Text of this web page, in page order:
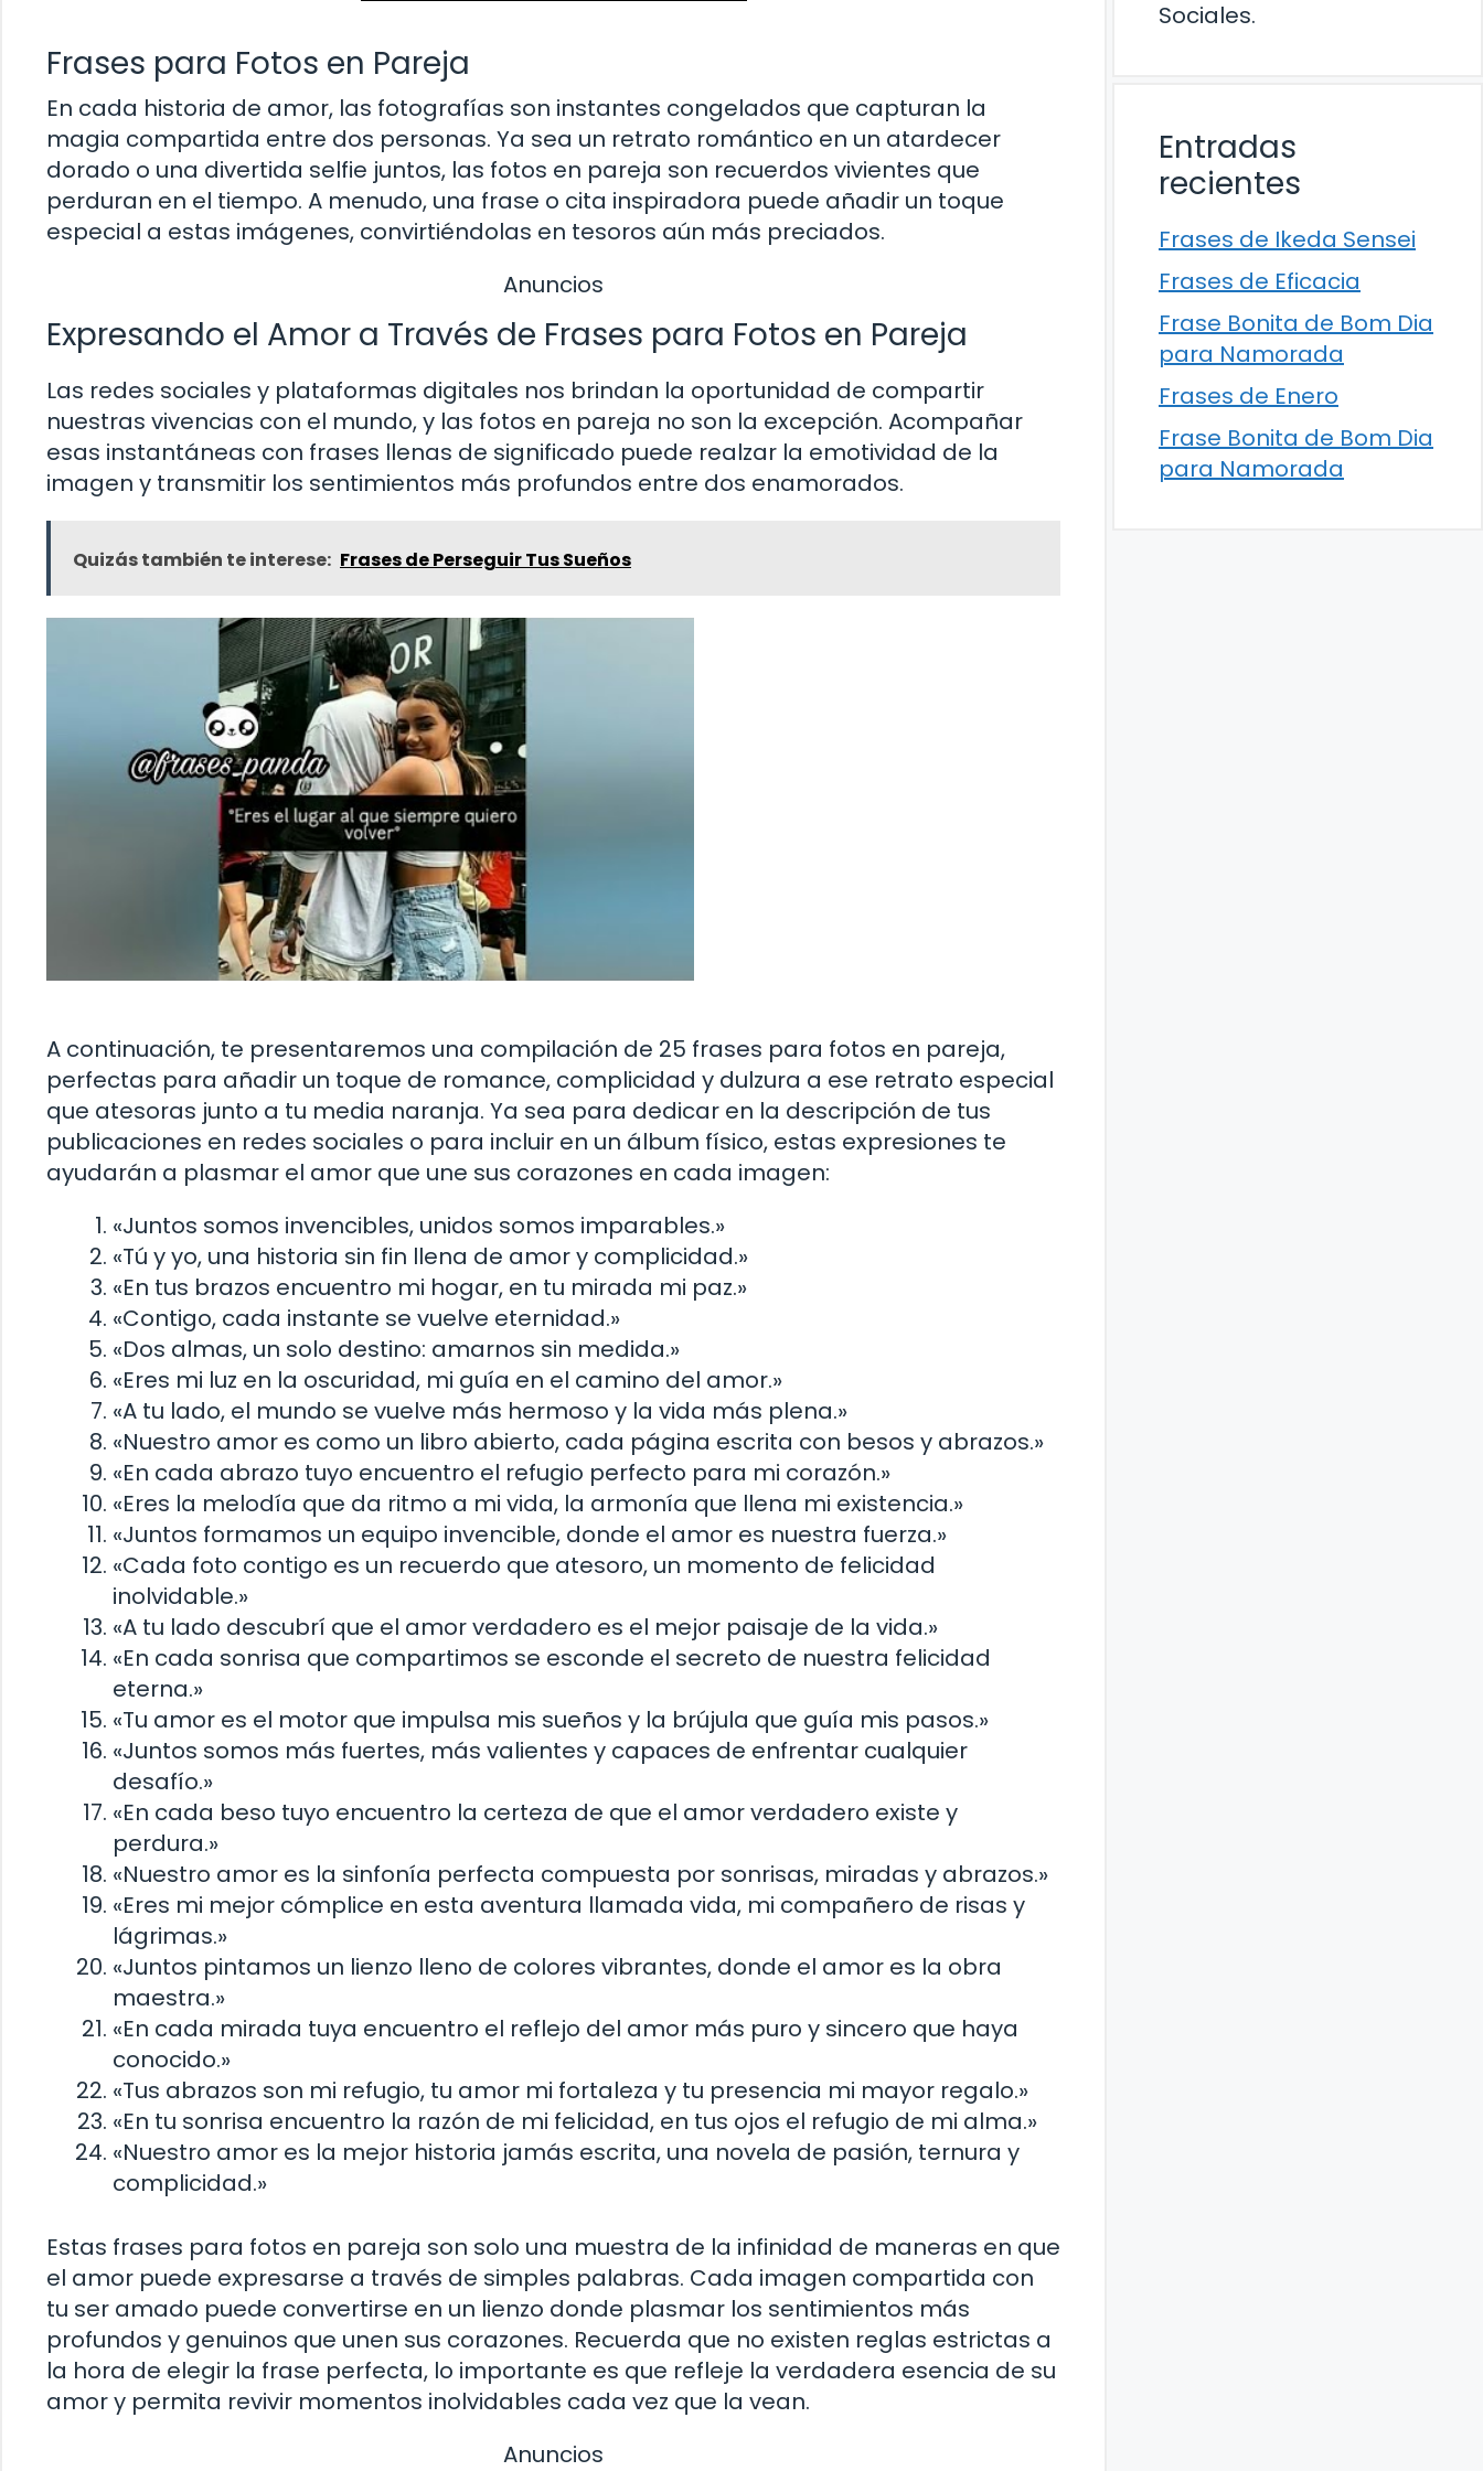
Frases para Fotos en Pareja
En cada historia de amor, las fotografías son instantes congelados que capturan la
magia compartida entre dos personas. Ya sea un retrato romántico en un atardecer
dorado o una divertida selfie juntos, las fotos en pareja son recuerdos vivientes que
perduran en el tiempo. A menudo, una frase o cita inspiradora puede añadir un toque
especial a estas imágenes, convirtiéndolas en tesoros aún más preciados.
Anuncios
Expresando el Amor a Través de Frases para Fotos en Pareja
Las redes sociales y plataformas digitales nos brindan la oportunidad de compartir
nuestras vivencias con el mundo, y las fotos en pareja no son la excepción. Acompañar
esas instantáneas con frases llenas de significado puede realzar la emotividad de la
imagen y transmitir los sentimientos más profundos entre dos enamorados.
Quizás también te interese: Frases de Perseguir Tus Sueños
A continuación, te presentaremos una compilación de 25 frases para fotos en pareja,
perfectas para añadir un toque de romance, complicidad y dulzura a ese retrato especial
que atesoras junto a tu media naranja. Ya sea para dedicar en la descripción de tus
publicaciones en redes sociales o para incluir en un álbum físico, estas expresiones te
ayudarán a plasmar el amor que une sus corazones en cada imagen:
«Juntos somos invencibles, unidos somos imparables.»
«Tú y yo, una historia sin fin llena de amor y complicidad.»
«En tus brazos encuentro mi hogar, en tu mirada mi paz.»
«Contigo, cada instante se vuelve eternidad.»
«Dos almas, un solo destino: amarnos sin medida.»
«Eres mi luz en la oscuridad, mi guía en el camino del amor.»
«A tu lado, el mundo se vuelve más hermoso y la vida más plena.»
«Nuestro amor es como un libro abierto, cada página escrita con besos y abrazos.»
«En cada abrazo tuyo encuentro el refugio perfecto para mi corazón.»
«Eres la melodía que da ritmo a mi vida, la armonía que llena mi existencia.»
«Juntos formamos un equipo invencible, donde el amor es nuestra fuerza.»
«Cada foto contigo es un recuerdo que atesoro, un momento de felicidad
inolvidable.»
«A tu lado descubrí que el amor verdadero es el mejor paisaje de la vida.»
«En cada sonrisa que compartimos se esconde el secreto de nuestra felicidad
eterna.»
«Tu amor es el motor que impulsa mis sueños y la brújula que guía mis pasos.»
«Juntos somos más fuertes, más valientes y capaces de enfrentar cualquier
desafío.»
«En cada beso tuyo encuentro la certeza de que el amor verdadero existe y
perdura.»
«Nuestro amor es la sinfonía perfecta compuesta por sonrisas, miradas y abrazos.»
«Eres mi mejor cómplice en esta aventura llamada vida, mi compañero de risas y
lágrimas.»
«Juntos pintamos un lienzo lleno de colores vibrantes, donde el amor es la obra
maestra.»
«En cada mirada tuya encuentro el reflejo del amor más puro y sincero que haya
conocido.»
«Tus abrazos son mi refugio, tu amor mi fortaleza y tu presencia mi mayor regalo.»
«En tu sonrisa encuentro la razón de mi felicidad, en tus ojos el refugio de mi alma.»
«Nuestro amor es la mejor historia jamás escrita, una novela de pasión, ternura y
complicidad.»
Estas frases para fotos en pareja son solo una muestra de la infinidad de maneras en que
el amor puede expresarse a través de simples palabras. Cada imagen compartida con
tu ser amado puede convertirse en un lienzo donde plasmar los sentimientos más
profundos y genuinos que unen sus corazones. Recuerda que no existen reglas estrictas a
la hora de elegir la frase perfecta, lo importante es que refleje la verdadera esencia de su
amor y permita revivir momentos inolvidables cada vez que la vean.
Anuncios
Sociales.
Entradas
recientes
Frases de Ikeda Sensei
Frases de Eficacia
Frase Bonita de Bom Dia
para Namorada
Frases de Enero
Frase Bonita de Bom Dia
para Namorada